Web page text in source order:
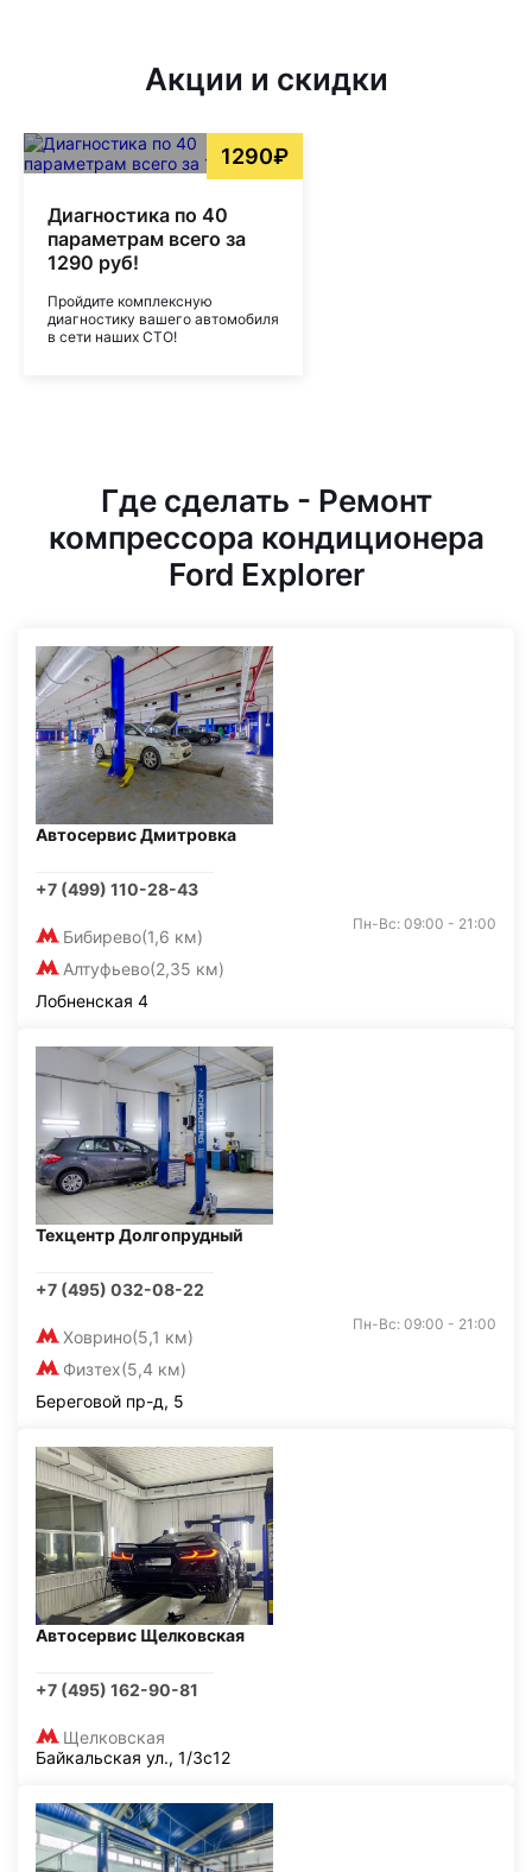
Акции и скидки
1290₽
Диагностика по 40
параметрам всего за
1290 руб!
Пройдите комплексную
диагностику вашего автомобиля
в сети наших СТО!
Где сделать - Ремонт
компрессора кондиционера
Ford Explorer
Автосервис Дмитровка
+7 (499) 110-28-43
Бибирево(1,6 км)
Алтуфьево(2,35 км)
Пн-Вс: 09:00 - 21:00
Лобненская 4
Техцентр Долгопрудный
+7 (495) 032-08-22
Ховрино(5,1 км)
Физтех(5,4 км)
Пн-Вс: 09:00 - 21:00
Береговой пр-д, 5
Автосервис Щелковская
+7 (495) 162-90-81
Щелковская
Байкальская ул., 1/3с12